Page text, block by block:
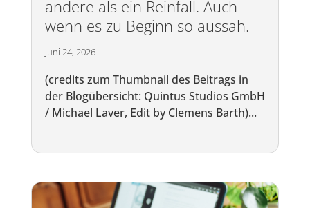
andere als ein Reinfall. Auch
wenn es zu Beginn so aussah.
Juni 24, 2026
(credits zum Thumbnail des Beitrags in
der Blogübersicht: Quintus Studios GmbH
/ Michael Laver, Edit by Clemens Barth)...